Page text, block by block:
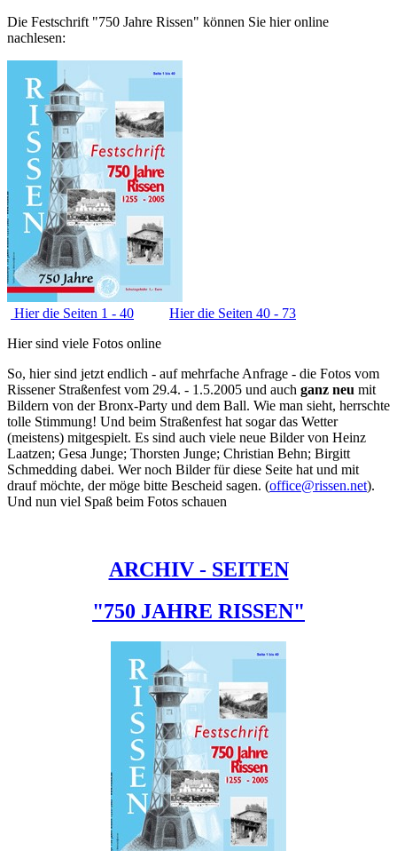
Die Festschrift "750 Jahre Rissen" können Sie hier online
nachlesen:
Hier die Seiten 1 - 40
Hier die Seiten 40 - 73
Hier sind viele Fotos online
So, hier sind jetzt endlich - auf mehrfache Anfrage - die Fotos vom
Rissener Straßenfest vom 29.4. - 1.5.2005 und auch ganz neu mit
Bildern von der Bronx-Party und dem Ball. Wie man sieht, herrschte
tolle Stimmung! Und beim Straßenfest hat sogar das Wetter
(meistens) mitgespielt. Es sind auch viele neue Bilder von Heinz
Laatzen; Gesa Junge; Thorsten Junge; Christian Behn; Birgitt
Schmedding dabei. Wer noch Bilder für diese Seite hat und mit
drauf möchte, der möge bitte Bescheid sagen. (office@rissen.net).
Und nun viel Spaß beim Fotos schauen
ARCHIV - SEITEN
"750 JAHRE RISSEN"